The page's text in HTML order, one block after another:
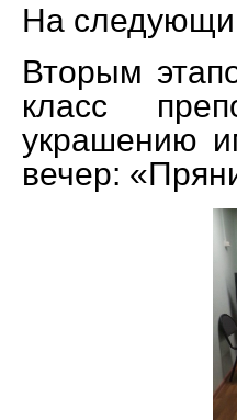
На
Вторым
класс
украшению
вечер: